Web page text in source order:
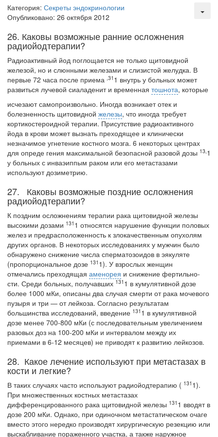
Местная анестезия развивает кардиотоксичность
здравоохранения озвучила
касаются увеличения риска
острой кардиотоксичности и
роста сопутствующих
осложнений от...
Закон о праве родителей находиться с детьми в
реанимации внесен в Госдуму
Соответствующий
законопроект внесен в
палату на
нахождении одного из
больничной палате
бесплатно, в течении всего срока лечения...
Категория: Секреты эндокринологии
Опубликовано: 26 октября 2012
26. Каковы возможные ранние осложнения
радиойодтерапии?
Радиоактивный йод поглощается не только щитовидной
железой, но и слюн­ными железами и слизистой желудка. В
первые 72 часа после приема ,31 1 внутрь у больных может
развиться лучевой сиаладенит и временная тошнота, которые
исчезают самопроизвольно. Иногда возникает отек и
болезненность щитовидной железы, что иногда требует
кортикостероидной терапии. Присутствие радиоактив­ного
йода в крови может вызнать преходящее и клинически
незначимое угнетение костного мозга. 6 некоторых центрах
для опреде гения максимальной безопасной разовой дозы 13,1
у больных с инваэиппым раком или его метастазами
используют дозиметрию.
27. Каковы возможные поздние осложнения
радиойодтерапии?
К поздним осложнениям терапии рака щитовидной железы
высокими дозами 131 1 относятся нарушение функции половых
желез и предрасположенность к злока­чественным опухолям
других органов. В некоторых исследованиях у мужчин было
обнаружено снижение числа сперматозоидов в эякуляте
(пропорциональное дозе 131 1). У взрослых женщин
отмечались преходящая аменорея и снижение фертильно-
сти. Среди больных, получавших 131 1 в кумулятивной дозе
более 1000 мКи, описаны два случая смерти от рака мочевого
пузыря и три — от лейкоза. Согласно результатам
большинства исследований, введение 131 1 в кумулятивной
дозе менее 700-800 мКи (с последовательным увеличением
разовых доз на 100-200 мКи и интервалом меж­ду их
приемами в 6-12 месяцев) не приводят к развитию лейкозов.
28. Какое лечение используют при метастазах в
кости и легкие?
В таких случаях часто используют радиойодтерапию ( 131 1).
При множественных костных метастазах
дифференцированного рака щитовидной железы 131 1 вводят в
дозе 200 мКи. Однако, при одиночном метастатическом очаге
вместо этого неред­ко производят хирургическую резекцию или
выскабливание пораженного участка, а также наружное